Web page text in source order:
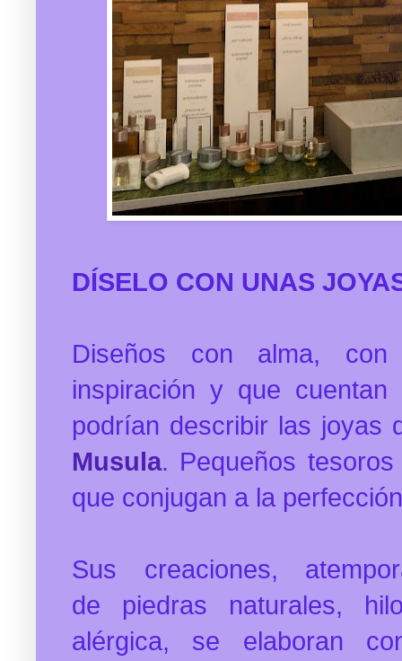
DÍSELO CON UNAS
Diseños con alma,
inspiración y que
podrían describir las joyas
Musula. Pequeños
que conjugan a la
Sus creaciones,
de piedras naturales,
alérgica, se elaboran